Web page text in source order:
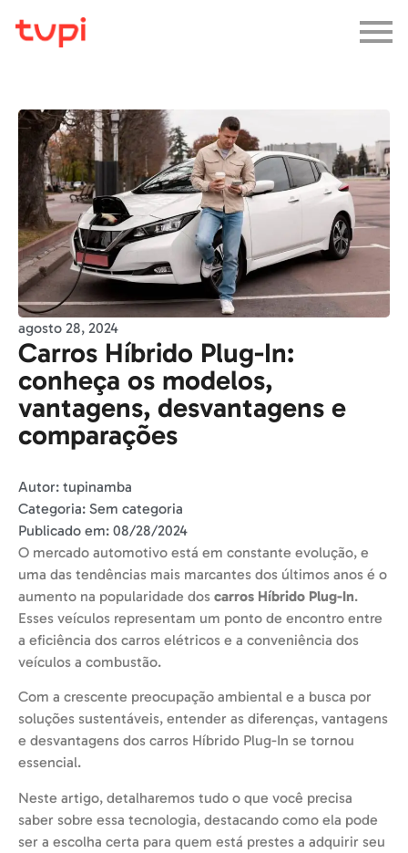
agosto 28, 2024
Carros Híbrido Plug-In:
conheça os modelos,
vantagens, desvantagens e
comparações
Autor: tupinamba
Categoria: Sem categoria
Publicado em: 08/28/2024
O mercado automotivo está em constante evolução, e
uma das tendências mais marcantes dos últimos anos é o
aumento na popularidade dos carros Híbrido Plug-In.
Esses veículos representam um ponto de encontro entre
a eficiência dos carros elétricos e a conveniência dos
veículos a combustão.
Com a crescente preocupação ambiental e a busca por
soluções sustentáveis, entender as diferenças, vantagens
e desvantagens dos carros Híbrido Plug-In se tornou
essencial.
Neste artigo, detalharemos tudo o que você precisa
saber sobre essa tecnologia, destacando como ela pode
ser a escolha certa para quem está prestes a adquirir seu